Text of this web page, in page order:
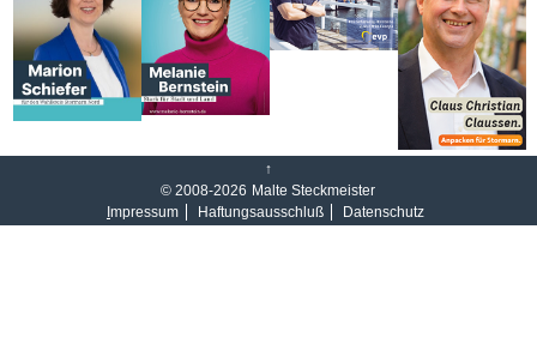
↑
© 2008-2026 Malte Steckmeister
Impressum Haftungsausschluß Datenschutz